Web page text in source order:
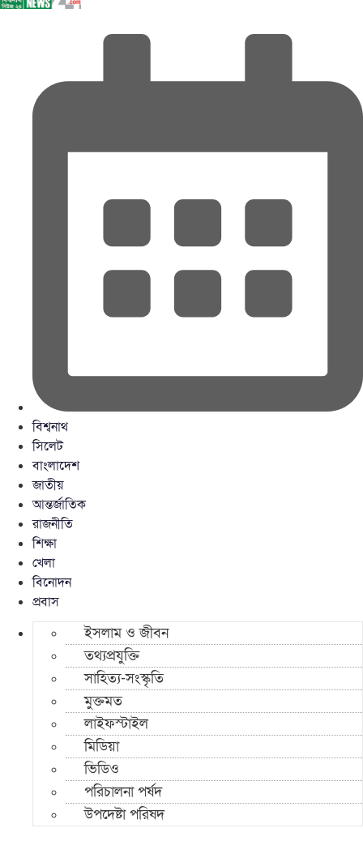
বিশ্বনাথ
সিলেট
বাংলাদেশ
জাতীয়
আন্তর্জাতিক
রাজনীতি
শিক্ষা
খেলা
বিনোদন
প্রবাস
ইসলাম ও জীবন
তথ্যপ্রযুক্তি
সাহিত্য-সংস্কৃতি
মুক্তমত
লাইফস্টাইল
মিডিয়া
ভিডিও
পরিচালনা পর্ষদ
উপদেষ্টা পরিষদ